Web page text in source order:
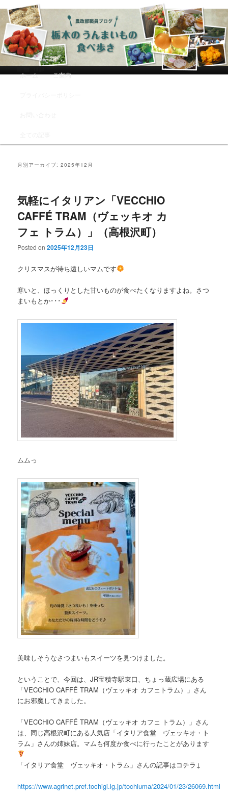
農政部職員ブログ「栃木のうんまい
もの食べ歩き」
メインコンテンツへ移動
サブコンテンツへ移動
ホーム ご案内
月別アーカイブ:2025年12月
気軽にイタリアン「VECCHIO
CAFFÉ TRAM（ヴェッキオ カ
フェ トラム）」（高根沢町）
Posted on2025年12月23日
クリスマスが待ち遠しいマムです
寒いと、ほっくりとした甘いものが食べたくなりますよね。さつ
まいもとか･･･
ムムっ
美味しそうなさつまいもスイーツを見つけました。
ということで、今回は、JR宝積寺駅東口、ちょっ蔵広場にある
「VECCHIO CAFFÉ TRAM（ヴェッキオ カフェトラム）」さん
にお邪魔してきました。
「VECCHIO CAFFÉ TRAM（ヴェッキオ カフェ トラム）」さん
は、同じ高根沢町にある人気店「イタリア食堂 ヴェッキオ・ト
ラム」さんの姉妹店。マムも何度か食べに行ったことがあります
「イタリア食堂 ヴェッキオ・トラム」さんの記事はコチラ↓
https://www.agrinet.pref.tochigi.lg.jp/tochiuma/2024/01/23/26069.html